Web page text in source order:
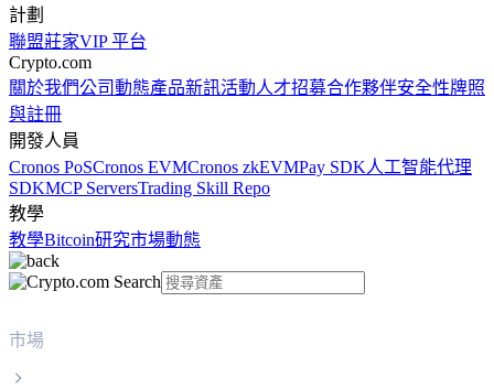
計劃
聯盟莊家VIP 平台
Crypto.com
關於我們公司動態產品新訊活動人才招募合作夥伴安全性牌照
與註冊
開發人員
Cronos PoSCronos EVMCronos zkEVMPay SDK人工智能代理
SDKMCP ServersTrading Skill Repo
教學
教學Bitcoin研究市場動態
市場